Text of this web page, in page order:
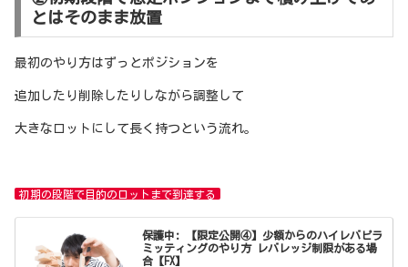
とはそのまま放置
最初のやり方はずっとポジションを
追加したり削除したりしながら調整して
大きなロットにして長く持つという流れ。
初期の段階で目的のロットまで到達する
保護中: 【限定公開④】少額からのハイレバピラ
ミッティングのやり方 レバレッジ制限がある場
合【FX】